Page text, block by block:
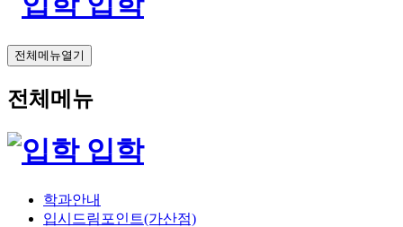
전체메뉴열기
전체메뉴
입학
학과안내
입시드림포인트(가산점)